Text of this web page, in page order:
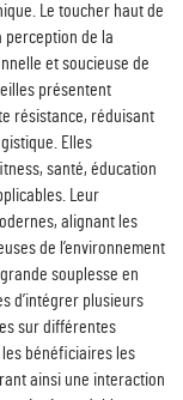
Le toucher haut de
perception de la
et soucieuse de
présentent
résistance, réduisant
Elles
santé, éducation
Leur
alignant les
de l’environnement
souplesse en
d’intégrer plusieurs
sur différentes
bénéficiaires les
ainsi une interaction